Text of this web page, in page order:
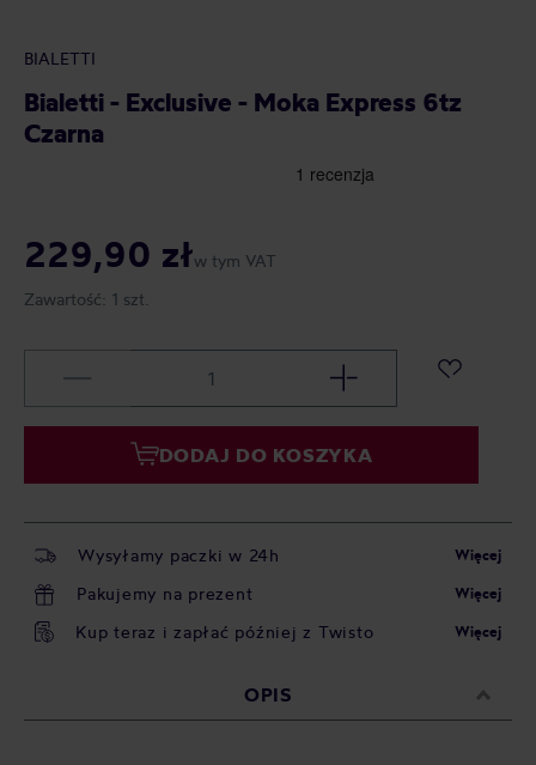
BIALETTI
Bialetti - Exclusive - Moka Express 6tz
Czarna
229,90 złw tym VAT
Zawartość: 1 szt.
DODAJ DO KOSZYKA
Wysyłamy paczki w 24h Więcej
Pakujemy na prezent Więcej
Kup teraz i zapłać później z Twisto Więcej
OPIS